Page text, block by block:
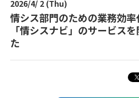
2026/4/ 2 (Thu)
情シス部門のための業務効
「情シスナビ」のサービス
た